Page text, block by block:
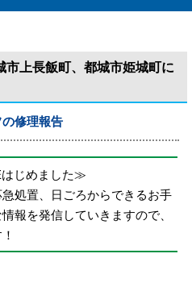
市上長飯町、都城市姫城町に
の修理報告
じめました≫
処置、日ごろからできるお手
報を発信していきますので、